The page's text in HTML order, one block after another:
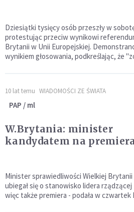
Dziesiątki tysięcy osób przeszły w
protestując przeciw wynikowi
Brytanii w Unii Europejskiej.
wynikiem głosowania, podkreślając, że
10 lat temu WIADOMOŚCI ZE ŚWIATA
PAP / ml
W.Brytania: minister
kandydatem na
Minister sprawiedliwości Wielkiej Brytanii
ubiegał się o stanowisko lidera
więc także premiera - podała w czwartek